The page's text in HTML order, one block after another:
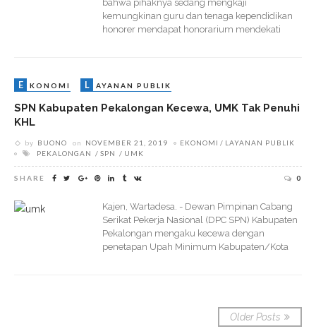
bahwa pihaknya sedang mengkaji
kemungkinan guru dan tenaga kependidikan
honorer mendapat honorarium mendekati
E KONOMI L AYANAN PUBLIK
SPN Kabupaten Pekalongan Kecewa, UMK Tak Penuhi
KHL
by BUONO on NOVEMBER 21, 2019 EKONOMI
LAYANAN PUBLIK
PEKALONGAN
SPN UMK
SHARE 0
Kajen, Wartadesa. - Dewan Pimpinan Cabang
Serikat Pekerja Nasional (DPC SPN) Kabupaten
Pekalongan mengaku kecewa dengan
penetapan Upah Minimum Kabupaten/Kota
Older Posts